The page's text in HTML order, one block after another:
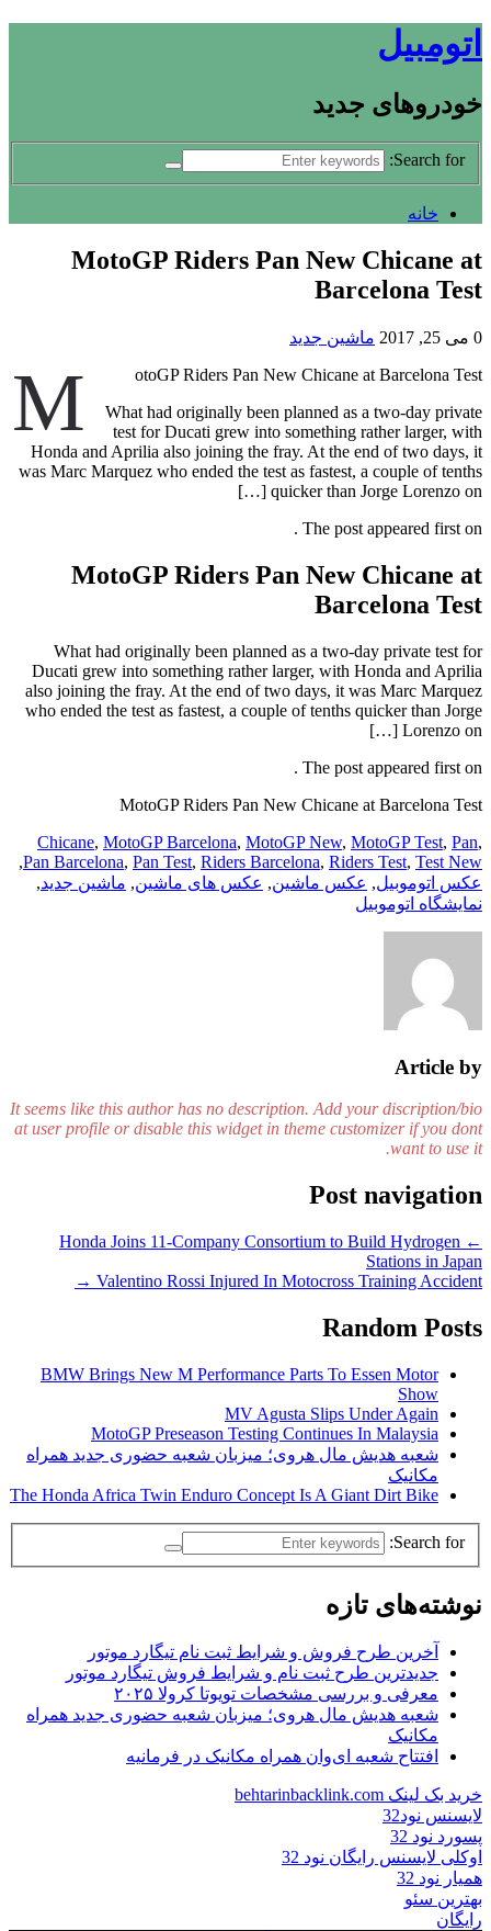
اتومبیل
خودروهای جدید
Search for:
خانه
MotoGP Riders Pan New Chicane at
Barcelona Test
0 می 25, 2017 ماشین جدید
M
otoGP Riders Pan New Chicane at Barcelona Test
What had originally been planned as a two-day private
test for Ducati grew into something rather larger, with
Honda and Aprilia also joining the fray. At the end of two days, it
was Marc Marquez who ended the test as fastest, a couple of tenths
quicker than Jorge Lorenzo on […]
The post appeared first on .
MotoGP Riders Pan New Chicane at
Barcelona Test
What had originally been planned as a two-day private test for
Ducati grew into something rather larger, with Honda and Aprilia
also joining the fray. At the end of two days, it was Marc Marquez
who ended the test as fastest, a couple of tenths quicker than Jorge
Lorenzo on […]
The post appeared first on .
MotoGP Riders Pan New Chicane at Barcelona Test
Chicane, MotoGP Barcelona, MotoGP New, MotoGP Test, Pan,
Pan Barcelona, Pan Test, Riders Barcelona, Riders Test, Test New
,
عکس اتوموبیل, عکس ماشین, عکس های ماشین, ماشین جدید,
نمایشگاه اتوموبیل
Article by
It seems like this author has no description. Add your discription/bio
at user profile or disable this widget in theme customizer if you dont
want to use it.
Post navigation
←
Honda Joins 11-Company Consortium to Build Hydrogen
Stations in Japan
Valentino Rossi Injured In Motocross Training Accident
→
Random Posts
BMW Brings New M Performance Parts To Essen Motor
Show
MV Agusta Slips Under Again
MotoGP Preseason Testing Continues In Malaysia
شعبه هدیش مال هروی؛ میزبان شعبه حضوری جدید همراه
مکانیک
The Honda Africa Twin Enduro Concept Is A Giant Dirt Bike
Search for:
نوشته‌های تازه
آخرین طرح فروش و شرایط ثبت نام تیگارد موتور
جدیدترین طرح ثبت نام و شرایط فروش تیگارد موتور
معرفی و بررسی مشخصات تویوتا کرولا ۲۰۲۵
شعبه هدیش مال هروی؛ میزبان شعبه حضوری جدید همراه
مکانیک
افتتاح شعبه ای‌وان همراه مکانیک در فرمانیه
خرید بک لینک behtarinbacklink.com
لایسنس نود32
پسورد نود 32
اوکلی لایسنس رایگان نود 32
همیار نود 32
بهترین سئو
رایگان